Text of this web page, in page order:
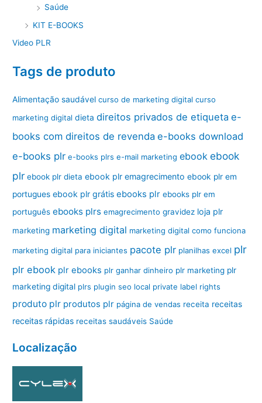
Saúde
KIT E-BOOKS
Video PLR
Tags de produto
Alimentação saudável curso de marketing digital curso
marketing digital dieta direitos privados de etiqueta e-
books com direitos de revenda e-books download
e-books plr e-books plrs e-mail marketing ebook ebook
plr ebook plr dieta ebook plr emagrecimento ebook plr em
portugues ebook plr grátis ebooks plr ebooks plr em
português ebooks plrs emagrecimento gravidez loja plr
marketing marketing digital marketing digital como funciona
marketing digital para iniciantes pacote plr planilhas excel plr
plr ebook plr ebooks plr ganhar dinheiro plr marketing plr
marketing digital plrs plugin seo local private label rights
produto plr produtos plr página de vendas receita receitas
receitas rápidas receitas saudáveis Saúde
Localização